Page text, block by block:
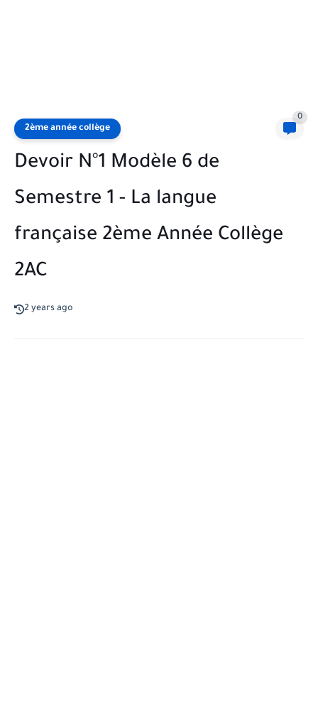
2ème année collège
0
Devoir N°1 Modèle 6 de
Semestre 1 - La langue
française 2ème Année Collège
2AC
2 years ago